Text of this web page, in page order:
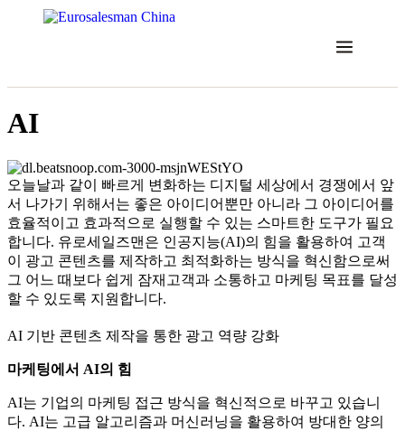
건
뛰
AI
오늘날과 같이 빠르게 변화하는 디지털 세상에서 경쟁에서 앞
서 나가기 위해서는 좋은 아이디어뿐만 아니라 그 아이디어를
효율적이고 효과적으로 실행할 수 있는 스마트한 도구가 필요
합니다. 유로세일즈맨은 인공지능(AI)의 힘을 활용하여 고객
이 광고 콘텐츠를 제작하고 최적화하는 방식을 혁신함으로써
그 어느 때보다 쉽게 잠재고객과 소통하고 마케팅 목표를 달성
할 수 있도록 지원합니다.
AI 기반 콘텐츠 제작을 통한 광고 역량 강화
마케팅에서 AI의 힘
AI는 기업의 마케팅 접근 방식을 혁신적으로 바꾸고 있습니
다. AI는 고급 알고리즘과 머신러닝을 활용하여 방대한 양의